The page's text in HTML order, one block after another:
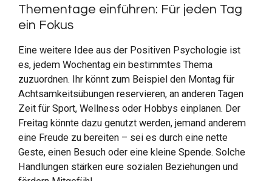
Thementage einführen: Für jeden Tag
ein Fokus
Eine weitere Idee aus der Positiven Psychologie ist
es, jedem Wochentag ein bestimmtes Thema
zuzuordnen. Ihr könnt zum Beispiel den Montag für
Achtsamkeitsübungen reservieren, an anderen Tagen
Zeit für Sport, Wellness oder Hobbys einplanen. Der
Freitag könnte dazu genutzt werden, jemand anderem
eine Freude zu bereiten – sei es durch eine nette
Geste, einen Besuch oder eine kleine Spende. Solche
Handlungen stärken eure sozialen Beziehungen und